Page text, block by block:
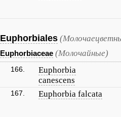
Euphorbiales
Euphorbiaceae (Молочайные)
166.
Euphorbia
canescens
167. Euphorbia falcata